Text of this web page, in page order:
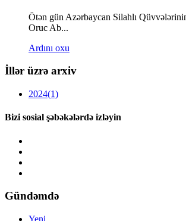
Ötən gün Azərbaycan Silahlı
Oruc Ab...
Ardını oxu
İllər üzrə arxiv
2024(1)
Bizi sosial şəbəkələrdə izləyin
Gündəmdə